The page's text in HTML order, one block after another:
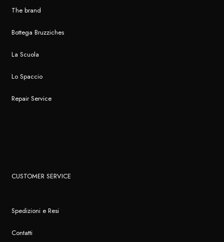
The brand
Bottega Bruzziches
La Scuola
Lo Spaccio
Repair Service
CUSTOMER SERVICE
Spedizioni e Resi
Contatti